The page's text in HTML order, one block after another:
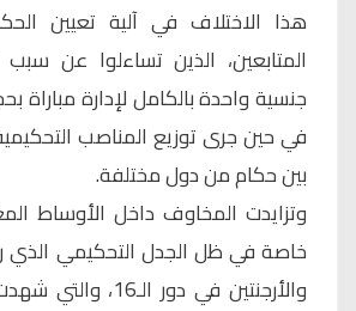
هذا الاختلاف في آلية تعيين
المتابعين، الذين تساءلوا عن
جنسية واحدة بالكامل لإدارة مباراة
في حين جرى توزيع المناصب
بين حكام من دول مختلفة.
وتزايدت المخاوف داخل الأوساط
خاصة في ظل الجدل التحكيمي
والأرجنتين في دور